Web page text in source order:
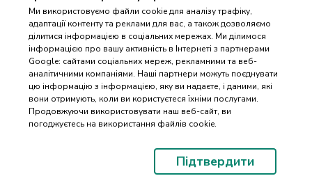
Ми використовуємо файли cookie для аналізу трафіку,
адаптації контенту та реклами для вас, а також дозволяємо
ділитися інформацією в соціальних мережах. Ми ділимося
інформацією про вашу активність в Інтернеті з партнерами
Google: сайтами соціальних мереж, рекламними та веб-
аналітичними компаніями. Наші партнери можуть поєднувати
цю інформацію з інформацією, яку ви надаєте, і даними, які
вони отримують, коли ви користуєтеся їхніми послугами.
Продовжуючи використовувати наш веб-сайт, ви
погоджуєтесь на використання файлів cookie.
Підтвердити
Оплата та доставка
Гарантія і повернення
Контакти
Відгуки
ПІДБІР
ЗАПЧАСТИН